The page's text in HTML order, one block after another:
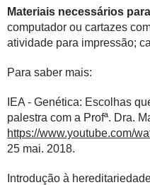
Materiais necessários
computador ou cartazes
atividade para impressão;
Para saber mais:
IEA - Genética: Escolhas
palestra com a Profª. Dra.
https://www.youtube.com/
25 mai. 2018.
Introdução à